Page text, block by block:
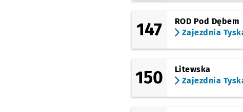
147
ROD Pod Dębem
Zajezdnia
150
Litewska
Zajezdnia